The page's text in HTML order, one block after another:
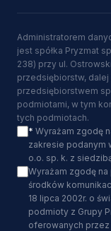
Administratorem
jest spółka Pryzmat
238) przy ul.
przedsiębiorstw, dalej
przedsiębiorstwem
podmiotami, w tym
tych podmiotach.
* Wyrażam zgodę
zakresie podanym
o.o. sp. k. z
Wyrażam zgodę
środków
18 lipca 2002r. o
podmioty z Grupy
oferowanych